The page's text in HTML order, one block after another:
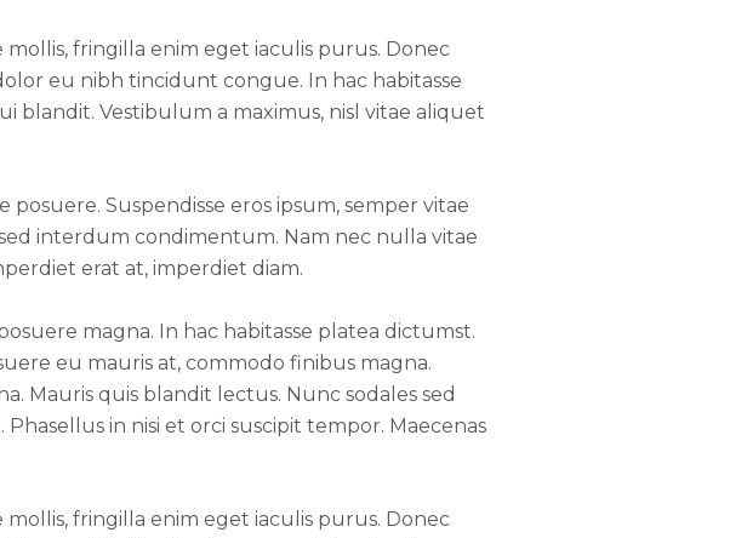
fringilla enim eget iaculis purus. Donec
eu nibh tincidunt congue. In hac habitasse
blandit. Vestibulum a maximus, nisl vitae aliquet
Suspendisse eros ipsum, semper vitae
interdum condimentum. Nam nec nulla vitae
erat at, imperdiet diam.
magna. In hac habitasse platea dictumst.
eu mauris at, commodo finibus magna.
Mauris quis blandit lectus. Nunc sodales sed
in nisi et orci suscipit tempor. Maecenas
fringilla enim eget iaculis purus. Donec